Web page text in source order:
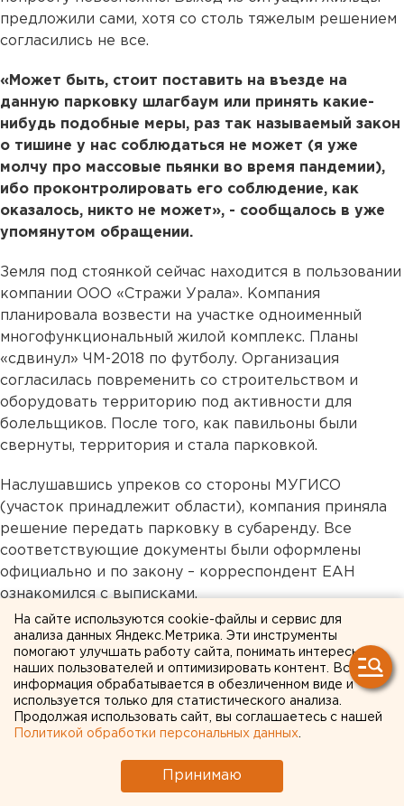
предложили сами, хотя со столь тяжелым решением
согласились не все.
«Может быть, стоит поставить на въезде на
данную парковку шлагбаум или принять какие-
нибудь подобные меры, раз так называемый закон
о тишине у нас соблюдаться не может (я уже
молчу про массовые пьянки во время пандемии),
ибо проконтролировать его соблюдение, как
оказалось, никто не может», - сообщалось в уже
упомянутом обращении.
Земля под стоянкой сейчас находится в пользовании
компании ООО «Стражи Урала». Компания
планировала возвести на участке одноименный
многофункциональный жилой комплекс. Планы
«сдвинул» ЧМ-2018 по футболу. Организация
согласилась повременить со строительством и
оборудовать территорию под активности для
болельщиков. После того, как павильоны были
свернуты, территория и стала парковкой.
Наслушавшись упреков со стороны МУГИСО
(участок принадлежит области), компания приняла
решение передать парковку в субаренду. Все
соответствующие документы были оформлены
официально и по закону – корреспондент ЕАН
ознакомился с выписками.
Субарендатор незамедлительно огородил участок
бетонными блоками, установил шлагбаум и пост
охраны. Парковка на территории стала платной,
однако загрести «золотые горы на клочке земли»,
как выражаются местные жители, у
предпринимателя вряд ли получится. Работы по
возведению первой очереди высотного комплекса
«Стражи Урала» начнутся уже в 2021-м году.
На сайте используются cookie-файлы и сервис для
анализа данных Яндекс.Метрика. Эти инструменты
помогают улучшать работу сайта, понимать интересы
наших пользователей и оптимизировать контент. Вся
информация обрабатывается в обезличенном виде и
используется только для статистического анализа.
Продолжая использовать сайт, вы соглашаетесь с нашей
Политикой обработки персональных данных
Принимаю